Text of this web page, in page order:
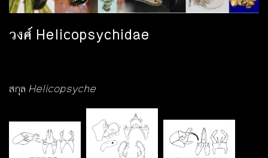
วงศ์ Helicopsychidae
สกุล Helicopsyche